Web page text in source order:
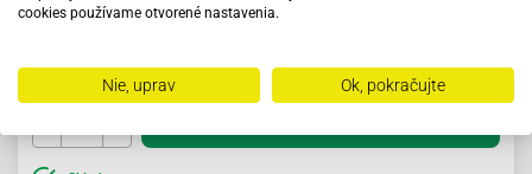
10.09 €
cookies používame otvorené nastavenia.
Nie, uprav Ok, pokračujte